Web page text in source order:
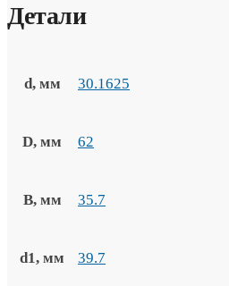
Детали
d, мм 30.1625
D, мм 62
B, мм 35.7
d1, мм 39.7